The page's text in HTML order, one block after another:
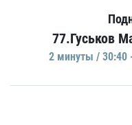
77.Гуськов
2 минуты / 30:40